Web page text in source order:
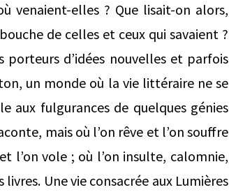
venaient-elles ? Que lisait-on alors,
de celles et ceux qui savaient ?
d’idées nouvelles et parfois
un monde où la vie littéraire ne se
aux fulgurances de quelques génies
mais où l’on rêve et l’on souffre
l’on vole ; où l’on insulte, calomnie,
Une vie consacrée aux Lumières